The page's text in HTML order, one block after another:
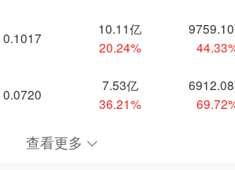
0.1017
10.11亿
20.24%
0.0720
7.53亿
36.21%
查看更多